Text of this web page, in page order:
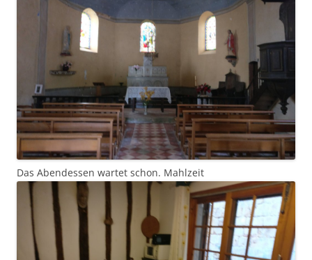
Das Abendessen wartet schon. Mahlzeit